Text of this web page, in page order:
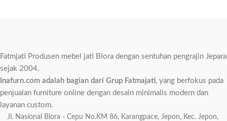
Fatmjati Produsen mebel jati Blora dengan sentuhan pengrajin Jepara
sejak 2004.
Inafurn.com adalah bagian dari Grup Fatmajati, yang berfokus pada
penjualan furniture online dengan desain minimalis modern dan
layanan custom.
Jl. Nasional Blora - Cepu No.KM 86, Karangpace, Jepon, Kec. Jepon,